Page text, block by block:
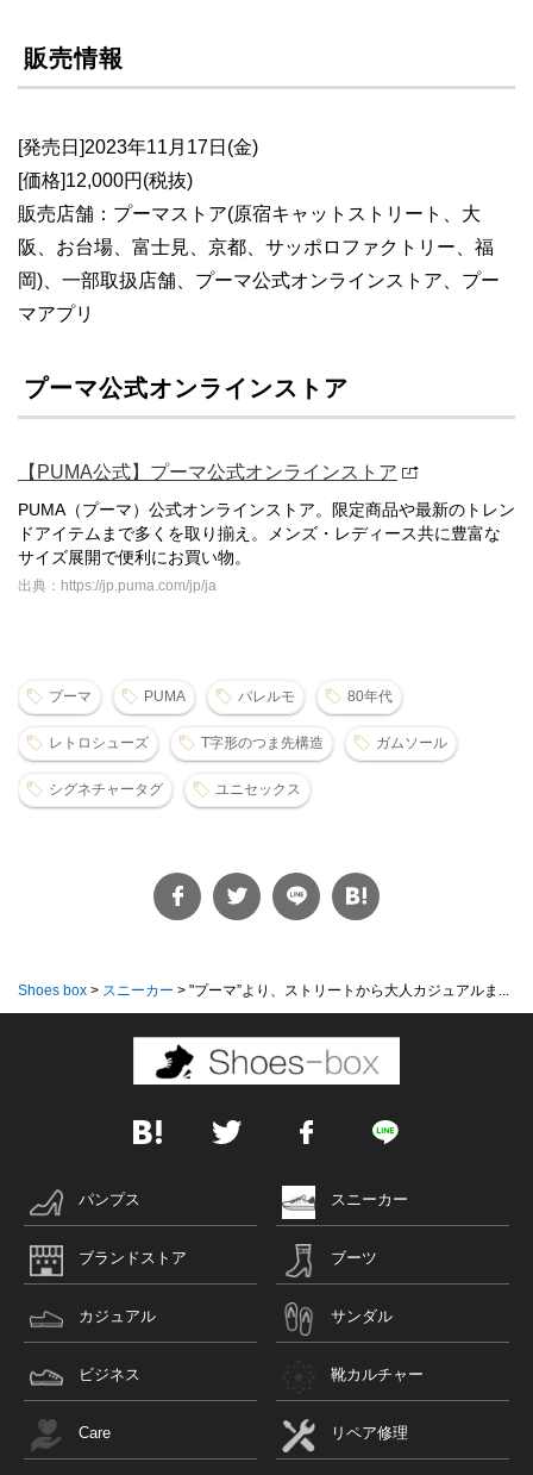
販売情報
[発売日]2023年11月17日(金)
[価格]12,000円(税抜)
販売店舗：プーマストア(原宿キャットストリート、大
阪、お台場、富士見、京都、サッポロファクトリー、福
岡)、一部取扱店舗、プーマ公式オンラインストア、プー
マアプリ
プーマ公式オンラインストア
【PUMA公式】プーマ公式オンラインストア
PUMA（プーマ）公式オンラインストア。限定商品や最新のトレン
ドアイテムまで多くを取り揃え。メンズ・レディース共に豊富な
サイズ展開で便利にお買い物。
出典：https://jp.puma.com/jp/ja
プーマ PUMA パレルモ 80年代
レトロシューズ T字形のつま先構造 ガムソール
シグネチャータグ ユニセックス
Shoes box > スニーカー > "プーマ”より、ストリートから大人カジュアルま...
パンプス スニーカー
ブランドストア ブーツ
カジュアル サンダル
ビジネス 靴カルチャー
Care リペア修理